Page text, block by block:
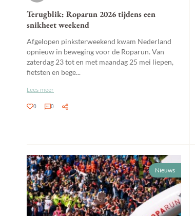
Terugblik: Roparun 2026 tijdens een
snikheet weekend
Afgelopen pinksterweekend kwam Nederland
opnieuw in beweging voor de Roparun. Van
zaterdag 23 tot en met maandag 25 mei liepen,
fietsten en bege...
Lees meer
0 0
Nieuws